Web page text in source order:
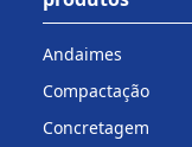
Andaimes
Compactação
Concretagem